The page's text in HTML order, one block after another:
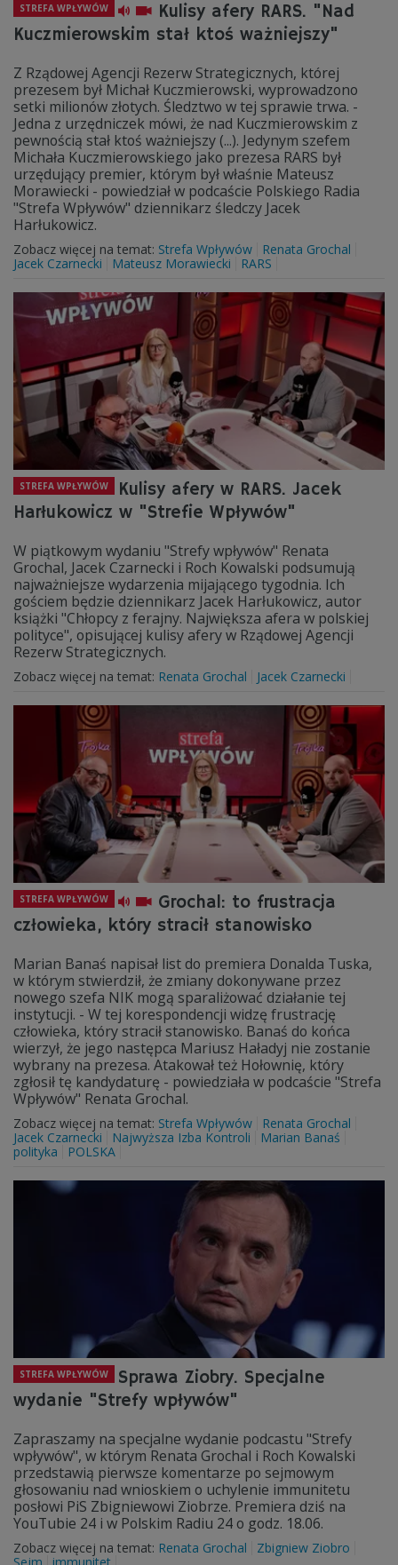
STREFA WPŁYWÓW
Kulisy afery RARS. "Nad
Kuczmierowskim stał ktoś ważniejszy"
Z Rządowej Agencji Rezerw Strategicznych, której
prezesem był Michał Kuczmierowski, wyprowadzono
setki milionów złotych. Śledztwo w tej sprawie trwa. -
Jedna z urzędniczek mówi, że nad Kuczmierowskim z
pewnością stał ktoś ważniejszy (...). Jedynym szefem
Michała Kuczmierowskiego jako prezesa RARS był
urzędujący premier, którym był właśnie Mateusz
Morawiecki - powiedział w podcaście Polskiego Radia
"Strefa Wpływów" dziennikarz śledczy Jacek
Harłukowicz.
Zobacz więcej na temat: Strefa Wpływów
Renata Grochal
Jacek Czarnecki
Mateusz Morawiecki RARS
STREFA WPŁYWÓW
Kulisy afery w RARS. Jacek
Harłukowicz w "Strefie Wpływów"
W piątkowym wydaniu "Strefy wpływów" Renata
Grochal, Jacek Czarnecki i Roch Kowalski podsumują
najważniejsze wydarzenia mijającego tygodnia. Ich
gościem będzie dziennikarz Jacek Harłukowicz, autor
książki "Chłopcy z ferajny. Największa afera w polskiej
polityce", opisującej kulisy afery w Rządowej Agencji
Rezerw Strategicznych.
Zobacz więcej na temat: Renata Grochal Jacek Czarnecki
STREFA WPŁYWÓW
Grochal: to frustracja
człowieka, który stracił stanowisko
Marian Banaś napisał list do premiera Donalda Tuska,
w którym stwierdził, że zmiany dokonywane przez
nowego szefa NIK mogą sparaliżować działanie tej
instytucji. - W tej korespondencji widzę frustrację
człowieka, który stracił stanowisko. Banaś do końca
wierzył, że jego następca Mariusz Haładyj nie zostanie
wybrany na prezesa. Atakował też Hołownię, który
zgłosił tę kandydaturę - powiedziała w podcaście "Strefa
Wpływów" Renata Grochal.
Zobacz więcej na temat: Strefa Wpływów
Renata Grochal
Jacek Czarnecki
Najwyższa Izba Kontroli
Marian Banaś
polityka
POLSKA
STREFA WPŁYWÓW
Sprawa Ziobry. Specjalne
wydanie "Strefy wpływów"
Zapraszamy na specjalne wydanie podcastu "Strefy
wpływów", w którym Renata Grochal i Roch Kowalski
przedstawią pierwsze komentarze po sejmowym
głosowaniu nad wnioskiem o uchylenie immunitetu
posłowi PiS Zbigniewowi Ziobrze. Premiera dziś na
YouTubie 24 i w Polskim Radiu 24 o godz. 18.06.
Zobacz więcej na temat: Renata Grochal
Zbigniew Ziobro